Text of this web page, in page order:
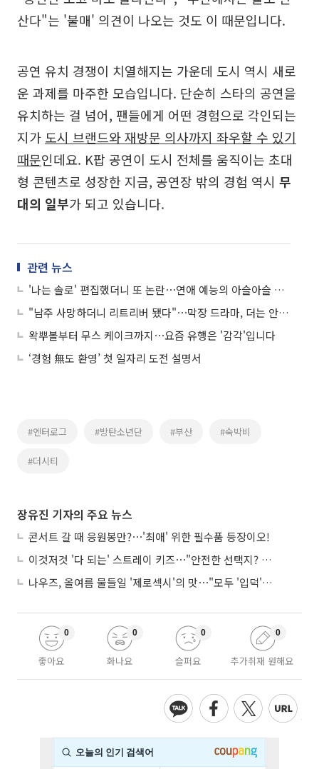
산다"는 '불매' 의견이 나오는 것도 이 때문입니다.
공연 유치 경쟁이 치열해지는 가운데 도시 역시 새로
운 과제를 마주한 모습입니다. 단순히 스타의 공연을
유치하는 걸 넘어, 팬들에게 어떤 경험으로 각인되는
지가 도시 브랜드와 재방문 의사까지 좌우할 수 있기
때문인데요. K팝 공연이 도시 전체를 움직이는 초대
형 콘텐츠로 성장한 지금, 공연장 밖의 경험 역시 무
대의 일부가 되고 있습니다.
관련 뉴스
'나는 솔로' 편집했더니 또 논란⋯연애 예능의 아슬아슬 줄타기
"남주 사망하더니 리트리버 됐다"⋯막장 드라마, 더는 안 먹히나요?
왁뿌볼부터 무스 케이크까지⋯요즘 유행은 '감각'입니다
‘경험 無도 환영’ 첫 일자리 도전 설명서
#엔터로그 #방탄소년단 #부산 #숙박비
#더시티
장유진 기자의 주요 뉴스
콘서트 갈 때 응원봉만?⋯'최애' 위한 필수품 등장이오!
이것저것 '다 되는' 스트레이 키즈⋯"안전한 선택지? 도전이 재밌죠"
나우즈, 올여름 물들일 '제로섹시'의 맛⋯"모두 '입덕'시킬 것"
좋아요
0
화나요
0
슬퍼요
0
추가취재 원해요
0